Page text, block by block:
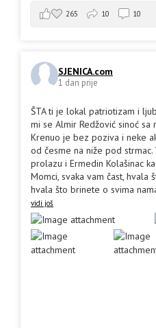
265 10 10
SJENICA.com
1 dan prije
ŠTA ti je lokal patriotizam i
mi se Almir Redžović sinoć sa
Krenuo je bez poziva i neke
od česme na niže pod
prolazu i Ermedin Kolašinac
Momci, svaka vam čast, hvala
hvala što brinete o svima
vidi još